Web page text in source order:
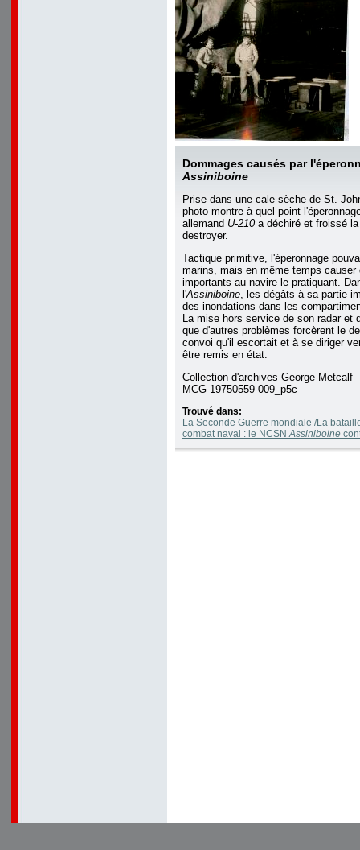
Dommages causés par
Assiniboine
Prise dans une cale sèche de St.
photo montre à quel point
allemand U-210a déchiré et froissé
destroyer.
Tactique primitive, l'éperonnage
marins, mais en même temps causer
importants au navire le pratiquant.
l'Assiniboine, les dégâts à sa partie
des inondations dans les
La mise hors service de son radar et
que d'autres problèmes forcèrent le
convoi qu'il escortait et à se diriger
être remis en état.
Collection d'archives George-Metcalf
MCG 19750559-009_p5c
Trouvé dans:
La Seconde Guerre mondiale /La
combat naval : le NCSNAssiniboine